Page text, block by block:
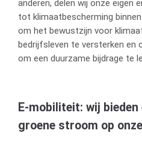
anderen, delen wij onze eigen
tot klimaatbescherming
om het bewustzijn voor
bedrijfsleven te versterken en
om een duurzame bijdrage te
E-mobiliteit: wij
groene stroom op